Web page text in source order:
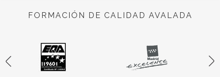
FORMACIÓN DE CALIDAD AVALADA